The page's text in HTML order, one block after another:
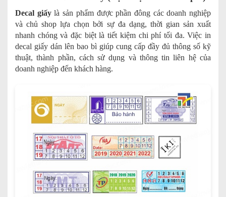
Decal giấylà sản phẩm được phần đông các doanh nghiệp
và chủ shop lựa chọn bởi sự đa dạng, thời gian sản xuất
nhanh chóng và đặc biệt là tiết kiệm chi phí tối đa. Việc in
decal giấy dán lên bao bì giúp cung cấp đầy đủ thông số kỹ
thuật, thành phần, cách sử dụng và thông tin liên hệ của
doanh nghiệp đến khách hàng.